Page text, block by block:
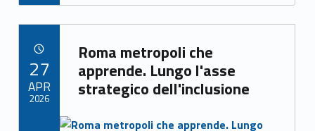
b
o
o
k
d
o
n
l e
Link identifier archive #link-archive-90098
Roma metropoli che
apprende. Lungo l'asse
strategico dell'inclusione
Link identifier archive #link-archive-thumb-soap-85668
27
APR
2026